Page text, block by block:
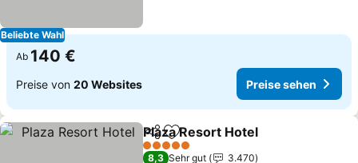
Beliebte Wahl
Ab 140 €
Preise von 20 Websites Preise sehen
TeilenZu Favoriten hinzufügen
Plaza Resort Hotel
5 Sterne
8,3 Sehr gut
3.470